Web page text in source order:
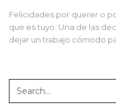
Felicidades por querer o
que es tuyo. Una de las
dejar un trabajo cómodo